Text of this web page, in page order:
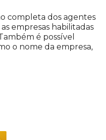
completa dos agentes
as empresas habilitadas
é possível
o nome da empresa,